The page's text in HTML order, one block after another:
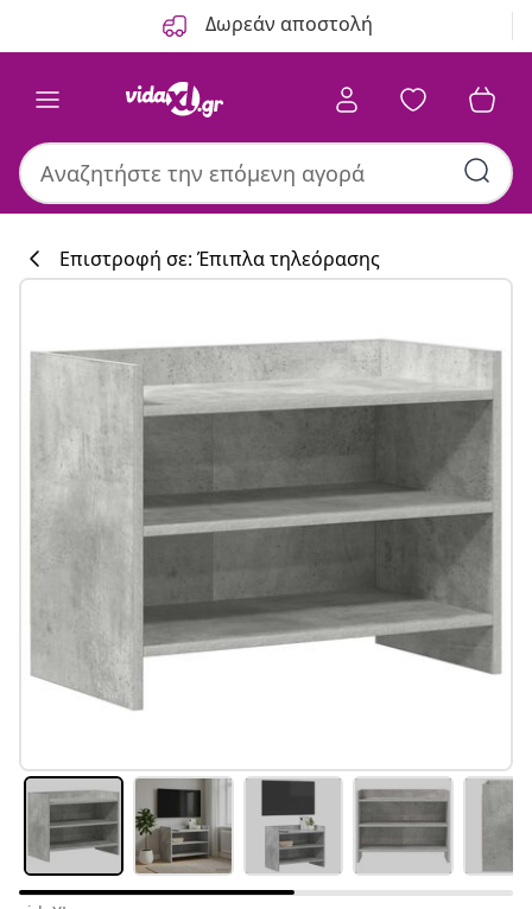
Δωρεάν αποστολή
Επιστροφή σε: Έπιπλα τηλεόρασης